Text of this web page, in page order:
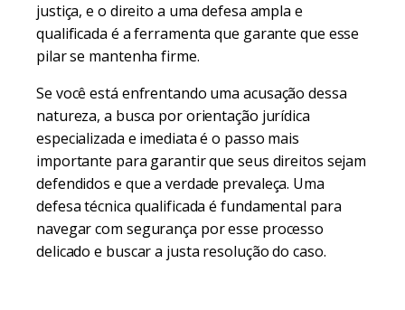
justiça, e o direito a uma defesa ampla e
qualificada é a ferramenta que garante que esse
pilar se mantenha firme.
Se você está enfrentando uma acusação dessa
natureza, a busca por orientação jurídica
especializada e imediata é o passo mais
importante para garantir que seus direitos sejam
defendidos e que a verdade prevaleça. Uma
defesa técnica qualificada é fundamental para
navegar com segurança por esse processo
delicado e buscar a justa resolução do caso.